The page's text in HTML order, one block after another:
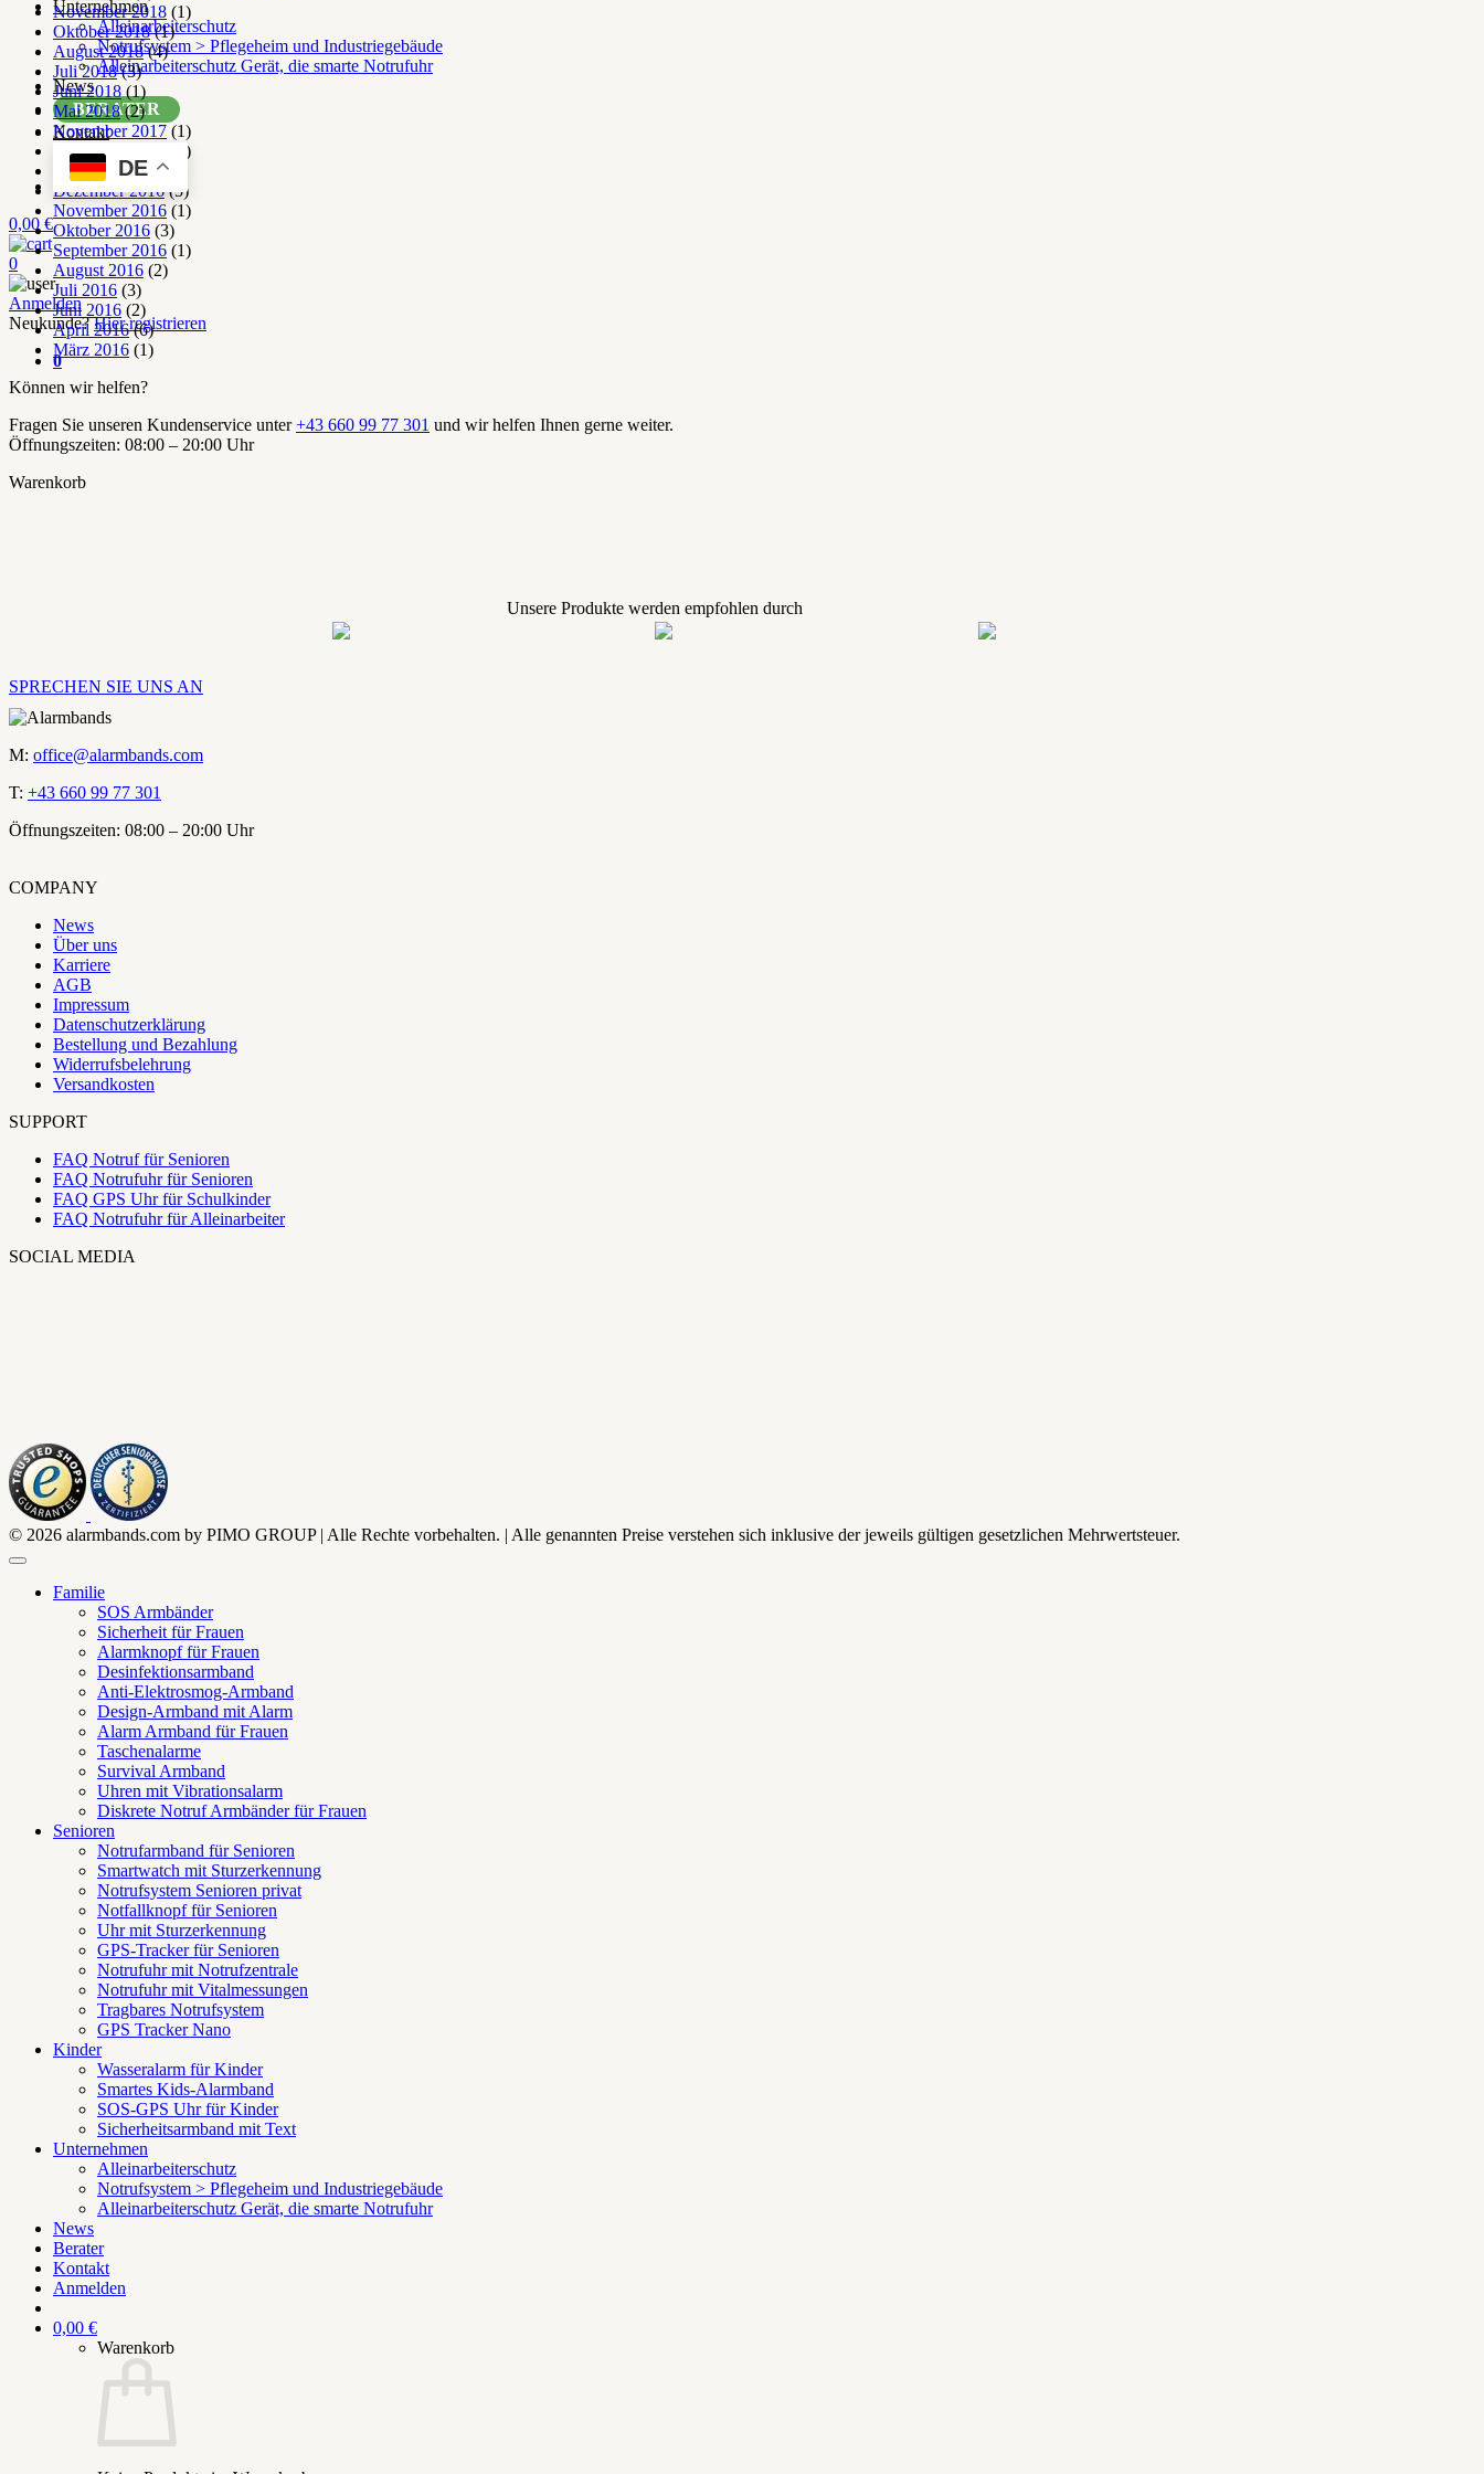
Unternehmen
Alleinarbeiterschutz
Notrufsystem > Pflegeheim und Industriegebäude
Alleinarbeiterschutz Gerät, die smarte Notrufuhr
News
BERATER
Kontakt
DE
0,00 €
0
Anmelden
Neukunde?Hier registrieren
0
November 2018 (1)
Oktober 2018(1)
August 2018(4)
Juli 2018(3)
Juni 2018 (1)
Mai 2018(2)
November 2017 (1)
September 2017
(2)
März 2017(1)
Dezember 2016(5)
November 2016 (1)
Oktober 2016 (3)
September 2016 (1)
August 2016 (2)
Juli 2016 (3)
Juni 2016 (2)
April 2016(6)
März 2016 (1)
Können wir helfen?
Fragen Sie unseren Kundenservice unter+43 660 99 77 301 und wir helfen Ihnen gerne weiter.
Öffnungszeiten: 08:00 – 20:00 Uhr
Warenkorb
Unsere Produkte werden empfohlen durch
SPRECHEN SIE UNS AN
M: office@alarmbands.com
T: +43 660 99 77 301
Öffnungszeiten: 08:00 – 20:00 Uhr
COMPANY
News
Über uns
Karriere
AGB
Impressum
Datenschutzerklärung
Bestellung und Bezahlung
Widerrufsbelehrung
Versandkosten
SUPPORT
FAQ Notruf für Senioren
FAQ Notrufuhr für Senioren
FAQ GPS Uhr für Schulkinder
FAQ Notrufuhr für Alleinarbeiter
SOCIAL MEDIA
© 2026 alarmbands.com by PIMO GROUP | Alle Rechte vorbehalten. | Alle genannten Preise verstehen sich inklusive der jeweils gültigen gesetzlichen Mehrwertsteuer.
Familie
SOS Armbänder
Sicherheit für Frauen
Alarmknopf für Frauen
Desinfektionsarmband
Anti-Elektrosmog-Armband
Design-Armband mit Alarm
Alarm Armband für Frauen
Taschenalarme
Survival Armband
Uhren mit Vibrationsalarm
Diskrete Notruf Armbänder für Frauen
Senioren
Notrufarmband für Senioren
Smartwatch mit Sturzerkennung
Notrufsystem Senioren privat
Notfallknopf für Senioren
Uhr mit Sturzerkennung
GPS-Tracker für Senioren
Notrufuhr mit Notrufzentrale
Notrufuhr mit Vitalmessungen
Tragbares Notrufsystem
GPS Tracker Nano
Kinder
Wasseralarm für Kinder
Smartes Kids-Alarmband
SOS-GPS Uhr für Kinder
Sicherheitsarmband mit Text
Unternehmen
Alleinarbeiterschutz
Notrufsystem > Pflegeheim und Industriegebäude
Alleinarbeiterschutz Gerät, die smarte Notrufuhr
News
Berater
Kontakt
Anmelden
0,00 €
Warenkorb